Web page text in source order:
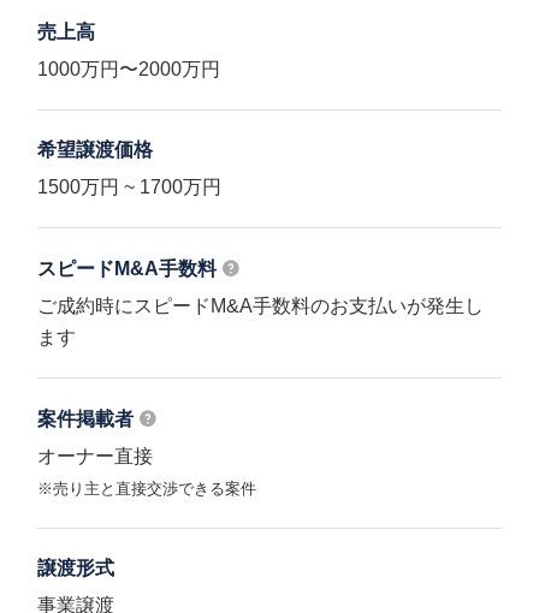
売上高
1000万円〜2000万円
希望譲渡価格
1500万円 ~ 1700万円
スピードM&A手数料
ご成約時にスピードM&A手数料のお支払いが発生し
ます
案件掲載者
オーナー直接
※売り主と直接交渉できる案件
譲渡形式
事業譲渡